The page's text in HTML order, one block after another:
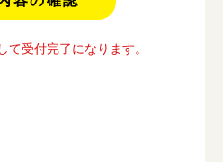
て受付完了になります。